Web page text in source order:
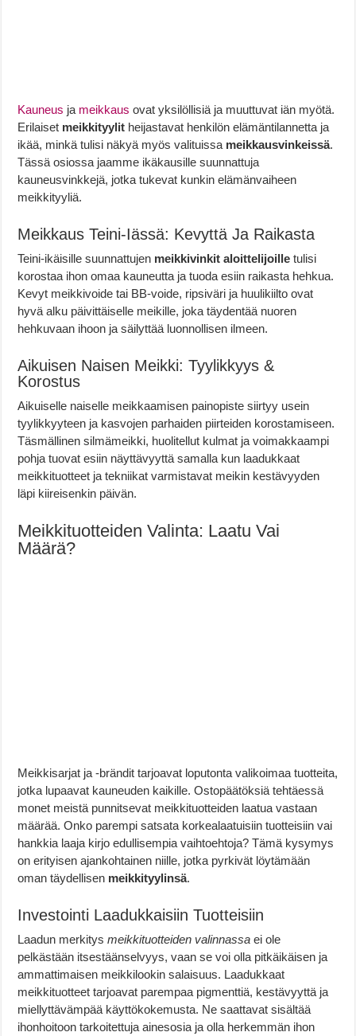
Kauneus ja meikkaus ovat yksilöllisiä ja muuttuvat iän myötä.
Erilaiset meikkityylit heijastavat henkilön elämäntilannetta ja
ikää, minkä tulisi näkyä myös valituissa meikkausvinkeissä.
Tässä osiossa jaamme ikäkausille suunnattuja
kauneusvinkkejä, jotka tukevat kunkin elämänvaiheen
meikkityyliä.
Meikkaus Teini-Iässä: Kevyttä Ja Raikasta
Teini-ikäisille suunnattujen meikkivinkit aloittelijoille tulisi
korostaa ihon omaa kauneutta ja tuoda esiin raikasta hehkua.
Kevyt meikkivoide tai BB-voide, ripsiväri ja huulikiilto ovat
hyvä alku päivittäiselle meikille, joka täydentää nuoren
hehkuvaan ihoon ja säilyttää luonnollisen ilmeen.
Aikuisen Naisen Meikki: Tyylikkyys &
Korostus
Aikuiselle naiselle meikkaamisen painopiste siirtyy usein
tyylikkyyteen ja kasvojen parhaiden piirteiden korostamiseen.
Täsmällinen silmämeikki, huolitellut kulmat ja voimakkaampi
pohja tuovat esiin näyttävyyttä samalla kun laadukkaat
meikkituotteet ja tekniikat varmistavat meikin kestävyyden
läpi kiireisenkin päivän.
Meikkituotteiden Valinta: Laatu Vai
Määrä?
Meikkisarjat ja -brändit tarjoavat loputonta valikoimaa tuotteita,
jotka lupaavat kauneuden kaikille. Ostopäätöksiä tehtäessä
monet meistä punnitsevat meikkituotteiden laatua vastaan
määrää. Onko parempi satsata korkealaatuisiin tuotteisiin vai
hankkia laaja kirjo edullisempia vaihtoehtoja? Tämä kysymys
on erityisen ajankohtainen niille, jotka pyrkivät löytämään
oman täydellisen meikkityylinsä.
Investointi Laadukkaisiin Tuotteisiin
Laadun merkitysmeikkituotteiden valinnassa ei ole
pelkästään itsestäänselvyys, vaan se voi olla pitkäikäisen ja
ammattimaisen meikkilookin salaisuus. Laadukkaat
meikkituotteet tarjoavat parempaa pigmenttiä, kestävyyttä ja
miellyttävämpää käyttökokemusta. Ne saattavat sisältää
ihonhoitoon tarkoitettuja ainesosia ja olla herkemmän ihon